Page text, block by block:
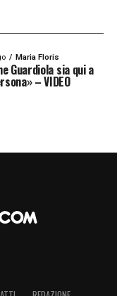
Maria Floris
Guardiola sia qui a
– VIDEO